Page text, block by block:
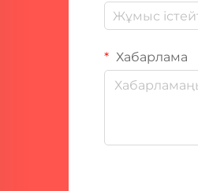
Хабарлама